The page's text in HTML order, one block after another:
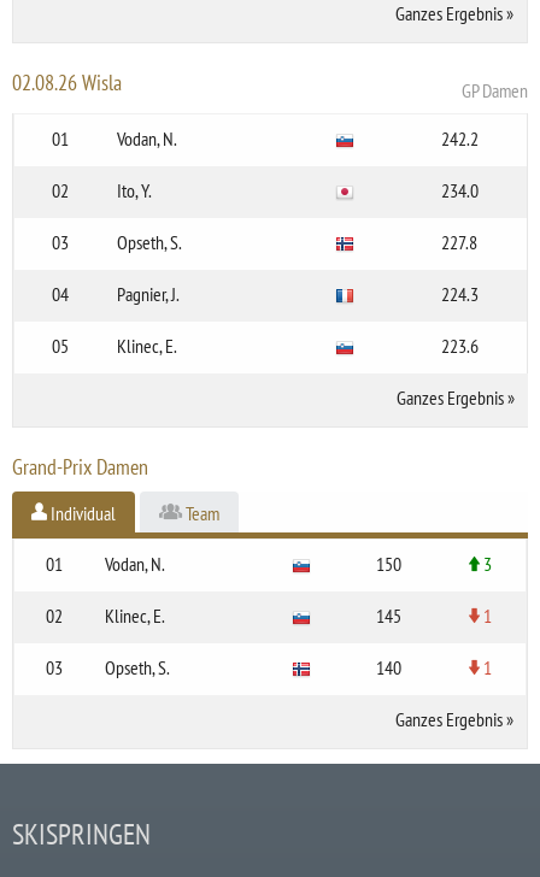
Ganzes Ergebnis»
02.08.26 Wisla
GP Damen
01
Vodan, N. 242.2
02 Ito, Y. 234.0
03 Opseth, S. 227.8
04 Pagnier, J. 224.3
05 Klinec, E. 223.6
Ganzes Ergebnis»
Grand-Prix Damen
Individual Team
01 Vodan, N. 150 3
02 Klinec, E. 145 1
03 Opseth, S. 140 1
Ganzes Ergebnis»
SKISPRINGEN